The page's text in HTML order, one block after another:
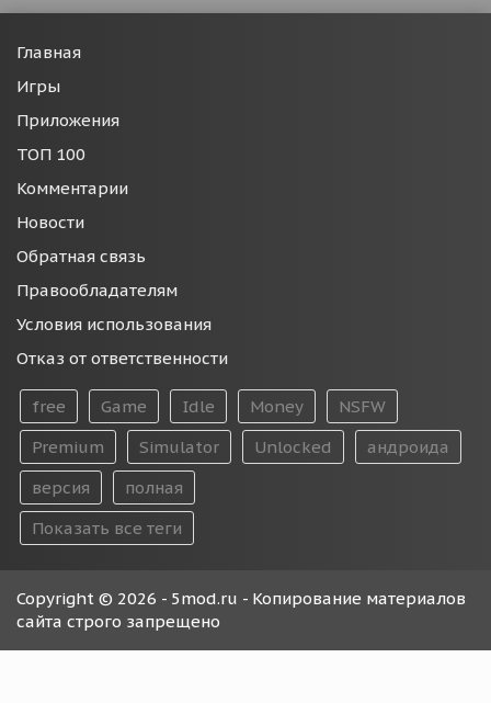
Главная
Игры
Приложения
ТОП 100
Комментарии
Новости
Обратная связь
Правообладателям
Условия использования
Отказ от ответственности
free Game Idle Money
NSFW
Premium
Simulator Unlocked
андроида
версия
полная
Показать все теги
Copyright © 2026 - 5mod.ru - Копирование материалов
сайта строго запрещено